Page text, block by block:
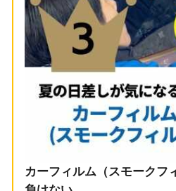
カーフィルム（スモークフ